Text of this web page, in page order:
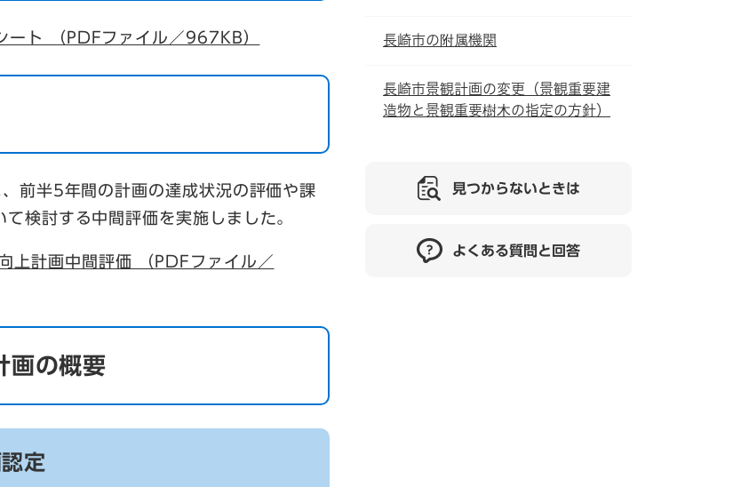
ート （PDFファイル／967KB）
前半5年間の計画の達成状況の評価や課
検討する中間評価を実施しました。
上計画中間評価 （PDFファイル／
画の概要
定
長崎市の附属機関
長崎市景観計画の変更（景観重要建
造物と景観重要樹木の指定の方針）
見つからないときは
よくある質問と回答